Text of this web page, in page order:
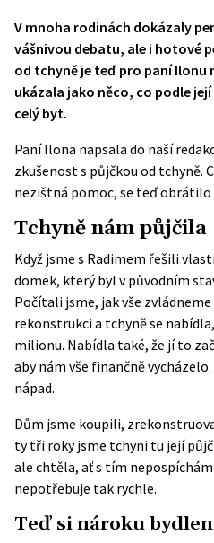
V mnoha rodinách dokázaly
vášnivou debatu, ale i hotové
od tchyně je teď pro paní Ilonu
ukázala jako něco, co podle
celý byt.
Paní Ilona napsala do naší
zkušenost s půjčkou od tchyně.
nezištná pomoc, se teď obrátilo
Tchyně nám půjčila
Když jsme s Radimem řešili
domek, který byl v původním
Počítali jsme, jak vše
rekonstrukci a tchyně se
milionu. Nabídla také, že jí to
aby nám vše finančně
nápad.
Dům jsme koupili,
ty tři roky jsme tchyni tu její
ale chtěla, ať s tím
nepotřebuje tak rychle.
Teď si nároku